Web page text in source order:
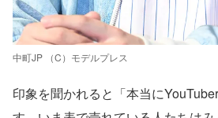
中町JP （C）モデルプレス
印象を聞かれると「本当に